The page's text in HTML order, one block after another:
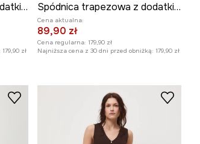
Spódnica trapezowa z dodatkiem lnu z paskiem
179,90 zł
Spódnica trapezowa z dodatkiem lnu z paskiem
Cena aktualna:
89,90 zł
Cena regularna: 179,90 zł
Najniższa cena z 30 dni przed obniżką: 179,90 zł